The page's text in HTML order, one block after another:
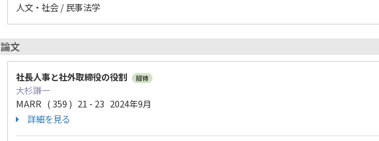
人文・社会 / 民事法学
論文
社長人事と社外取締役の役割 招待
大杉謙一
MARR ( 359 ) 21 - 23 2024年9月
詳細を見る